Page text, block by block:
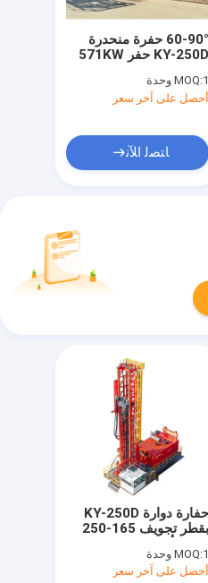
60-90° حفرة منحدرة
KY-250D حفر 571KW
الدوران
MOQ:1 وحدة
أحصل على آخر سعر
ﺎﺘﺼﻟ ﺍﻶﻧ
حفارة دوارة KY-250D
بقطر تجويف 165-250
MOQ:1 وحدة
أحصل على آخر سعر